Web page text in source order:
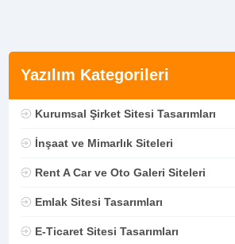
Yazılım Kategorileri
Kurumsal Şirket Sitesi Tasarımları
İnşaat ve Mimarlık Siteleri
Rent A Car ve Oto Galeri Siteleri
Emlak Sitesi Tasarımları
E-Ticaret Sitesi Tasarımları